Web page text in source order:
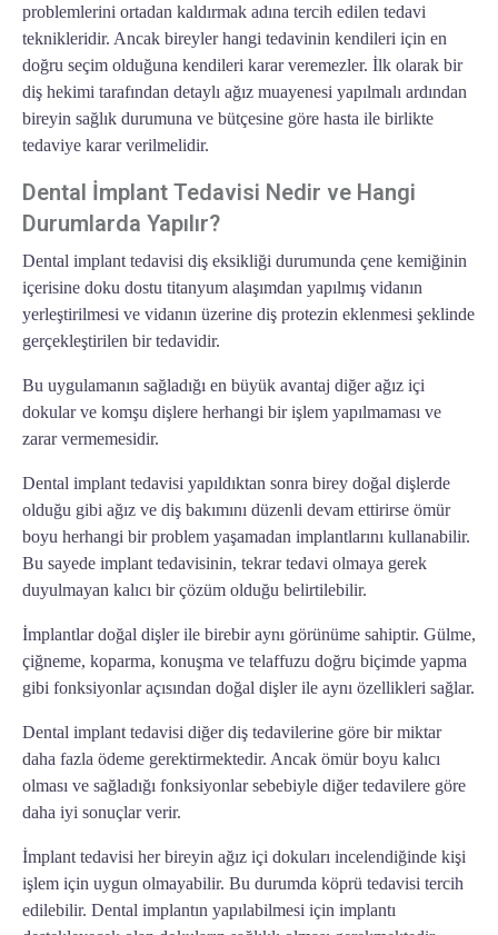
problemlerini ortadan kaldırmak adına tercih edilen tedavi
teknikleridir. Ancak bireyler hangi tedavinin kendileri için en
doğru seçim olduğuna kendileri karar veremezler. İlk olarak bir
diş hekimi tarafından detaylı ağız muayenesi yapılmalı ardından
bireyin sağlık durumuna ve bütçesine göre hasta ile birlikte
tedaviye karar verilmelidir.
Dental İmplant Tedavisi Nedir ve Hangi
Durumlarda Yapılır?
Dental implant tedavisi diş eksikliği durumunda çene kemiğinin
içerisine doku dostu titanyum alaşımdan yapılmış vidanın
yerleştirilmesi ve vidanın üzerine diş protezin eklenmesi şeklinde
gerçekleştirilen bir tedavidir.
Bu uygulamanın sağladığı en büyük avantaj diğer ağız içi
dokular ve komşu dişlere herhangi bir işlem yapılmaması ve
zarar vermemesidir.
Dental implant tedavisi yapıldıktan sonra birey doğal dişlerde
olduğu gibi ağız ve diş bakımını düzenli devam ettirirse ömür
boyu herhangi bir problem yaşamadan implantlarını kullanabilir.
Bu sayede implant tedavisinin, tekrar tedavi olmaya gerek
duyulmayan kalıcı bir çözüm olduğu belirtilebilir.
İmplantlar doğal dişler ile birebir aynı görünüme sahiptir. Gülme,
çiğneme, koparma, konuşma ve telaffuzu doğru biçimde yapma
gibi fonksiyonlar açısından doğal dişler ile aynı özellikleri sağlar.
Dental implant tedavisi diğer diş tedavilerine göre bir miktar
daha fazla ödeme gerektirmektedir. Ancak ömür boyu kalıcı
olması ve sağladığı fonksiyonlar sebebiyle diğer tedavilere göre
daha iyi sonuçlar verir.
İmplant tedavisi her bireyin ağız içi dokuları incelendiğinde kişi
işlem için uygun olmayabilir. Bu durumda köprü tedavisi tercih
edilebilir. Dental implantın yapılabilmesi için implantı